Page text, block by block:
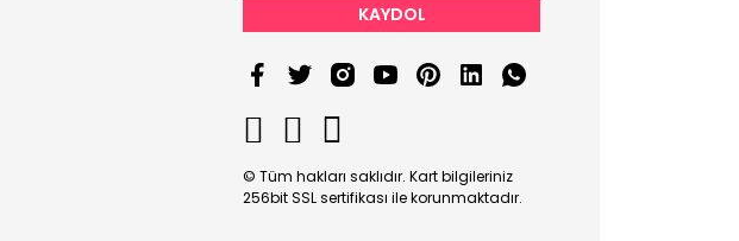
KAYDOL
© Tüm hakları saklıdır. Kart bilgileriniz
256bit SSL sertifikası ile korunmaktadır.